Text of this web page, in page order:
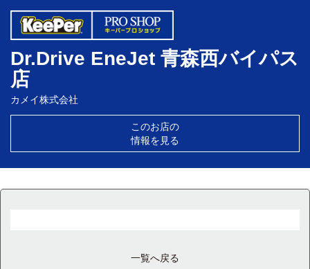
Dr.Drive EneJet 青森西バイパス
店
カメイ株式会社
このお店の
情報を見る
一覧へ戻る